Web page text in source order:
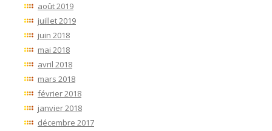
août 2019
juillet 2019
juin 2018
mai 2018
avril 2018
mars 2018
février 2018
janvier 2018
décembre 2017